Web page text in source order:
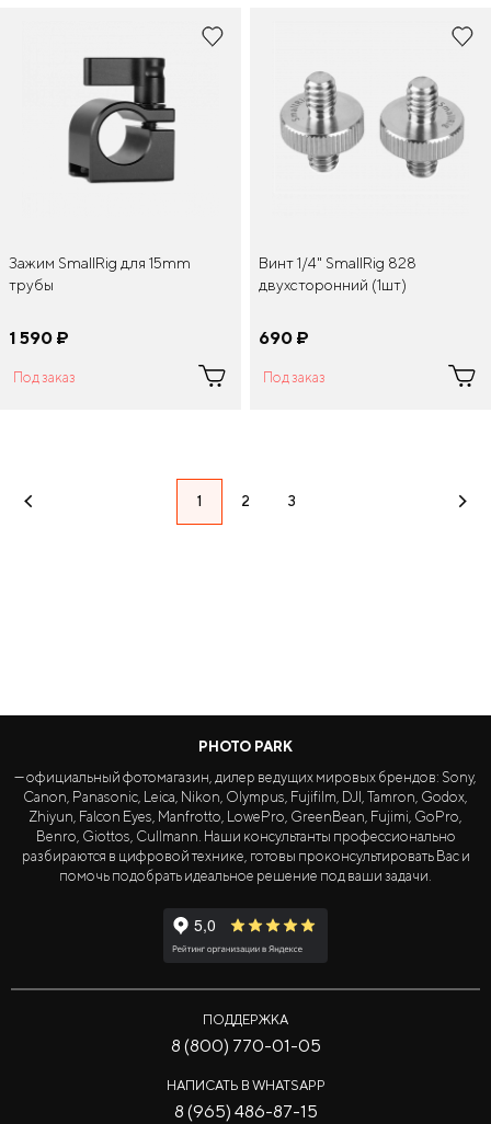
Зажим SmallRig для 15mm
трубы
1 590 ¤
Под заказ
Винт 1/4" SmallRig 828
двухсторонний (1шт)
690 ¤
Под заказ
1 2 3
PHOTO PARK
— официальный фотомагазин, дилер ведущих мировых брендов: Sony,
Canon, Panasonic, Leica, Nikon, Olympus, Fujifilm, DJI, Tamron, Godox,
Zhiyun, Falcon Eyes, Manfrotto, LowePro, GreenBean, Fujimi, GoPro,
Benro, Giottos, Cullmann. Наши консультанты профессионально
разбираются в цифровой технике, готовы проконсультировать Вас и
помочь подобрать идеальное решение под ваши задачи.
ПОДДЕРЖКА
8 (800) 770-01-05
НАПИСАТЬ В WHATSAPP
8 (965) 486-87-15